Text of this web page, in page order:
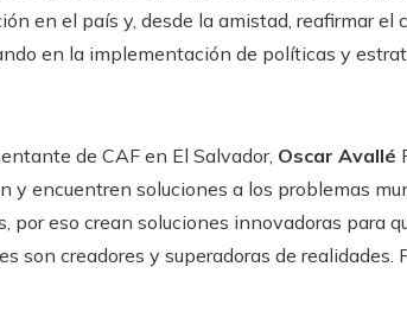
en el país y, desde la amistad, reafirmar el
en la implementación de políticas y
de CAF en El Salvador, Oscar Avallé
y encuentren soluciones a los problemas
por eso crean soluciones innovadoras para
son creadores y superadoras de realidades.